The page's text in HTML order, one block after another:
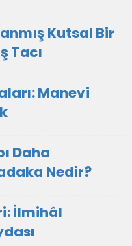
Kutsal Bir
Tacı
Manevi
Daha
Nedir?
İlmihâl